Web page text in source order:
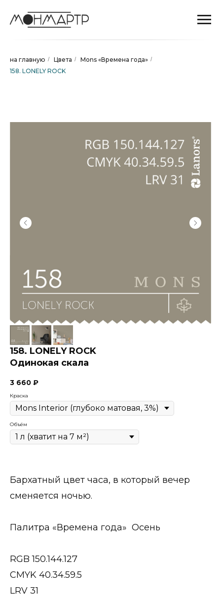
на главную / Цвета / Mons «Времена года» /
158. LONELY ROCK
158. LONELY ROCK
Одинокая скала
3 660 ₽
Краска
Объём
Бархатный цвет часа, в который вечер
сменяется ночью.
Палитра «Времена года» Осень
RGB 150.144.127
CMYK 40.34.59.5
LRV 31